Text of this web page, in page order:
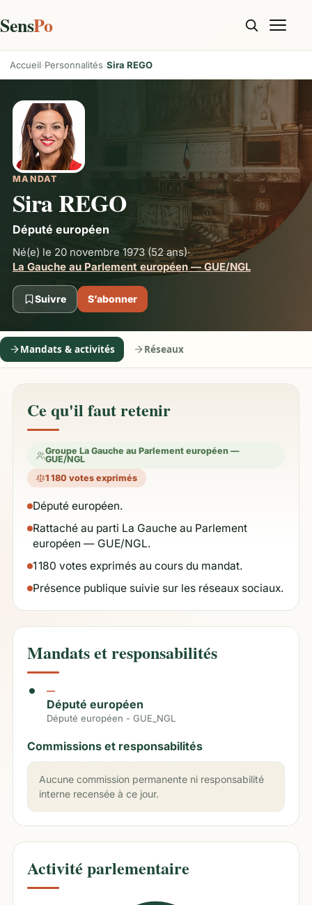
SensPo
Accueil Personnalités Sira REGO
MANDAT
Sira REGO
Député européen
Né(e) le 20 novembre 1973(52 ans)·
La Gauche au Parlement européen — GUE/NGL
Suivre S’abonner
Mandats & activités Réseaux
Ce qu'il faut retenir
Groupe La Gauche au Parlement européen —
GUE/NGL
1 180 votes exprimés
Député européen.
Rattaché au parti La Gauche au Parlement
européen — GUE/NGL.
1 180 votes exprimés au cours du mandat.
Présence publique suivie sur les réseaux sociaux.
Mandats et responsabilités
—
Député européen
Député européen - GUE_NGL
Commissions et responsabilités
Aucune commission permanente ni responsabilité
interne recensée à ce jour.
Activité parlementaire